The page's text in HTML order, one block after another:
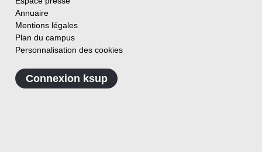
Annuaire
Mentions légales
Plan du campus
Personnalisation des cookies
Connexion ksup